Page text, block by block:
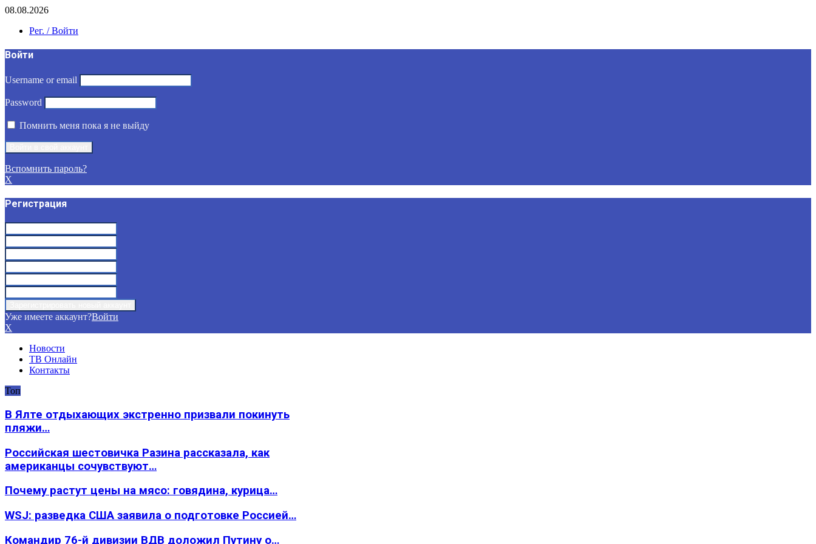
08.08.2026
Рег. / Войти
Войти
Username or email
Password
Помнить меня пока я не выйду
Вспомнить пароль?
X
Регистрация
Уже имеете аккаунт?Войти
X
Новости
ТВ Онлайн
Контакты
Топ
В Ялте отдыхающих экстренно призвали покинуть
пляжи…
Российская шестовичка Разина рассказала, как
американцы сочувствуют…
Почему растут цены на мясо: говядина, курица…
WSJ: разведка США заявила о подготовке Россией…
Командир 76-й дивизии ВДВ доложил Путину о…